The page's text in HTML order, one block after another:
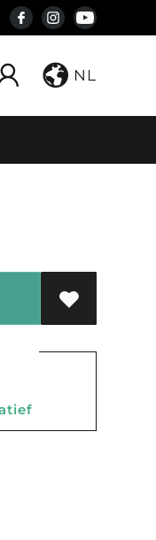
NL